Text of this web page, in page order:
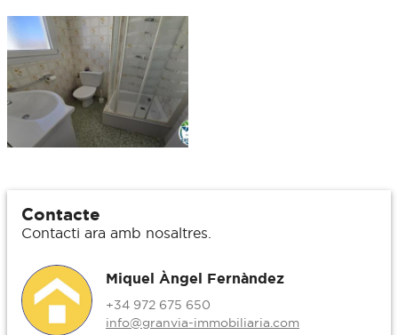
Contacte
Contacti ara amb nosaltres.
Miquel Àngel Fernàndez
+34 972 675 650
info@granvia-immobiliaria.com